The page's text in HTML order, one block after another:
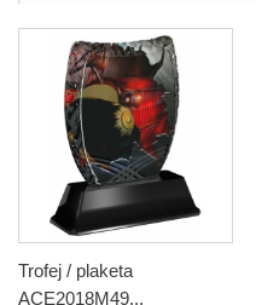
Trofej / plaketa
ACE2018M49...